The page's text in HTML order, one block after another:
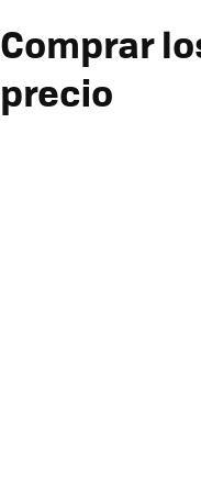
Comprar
precio